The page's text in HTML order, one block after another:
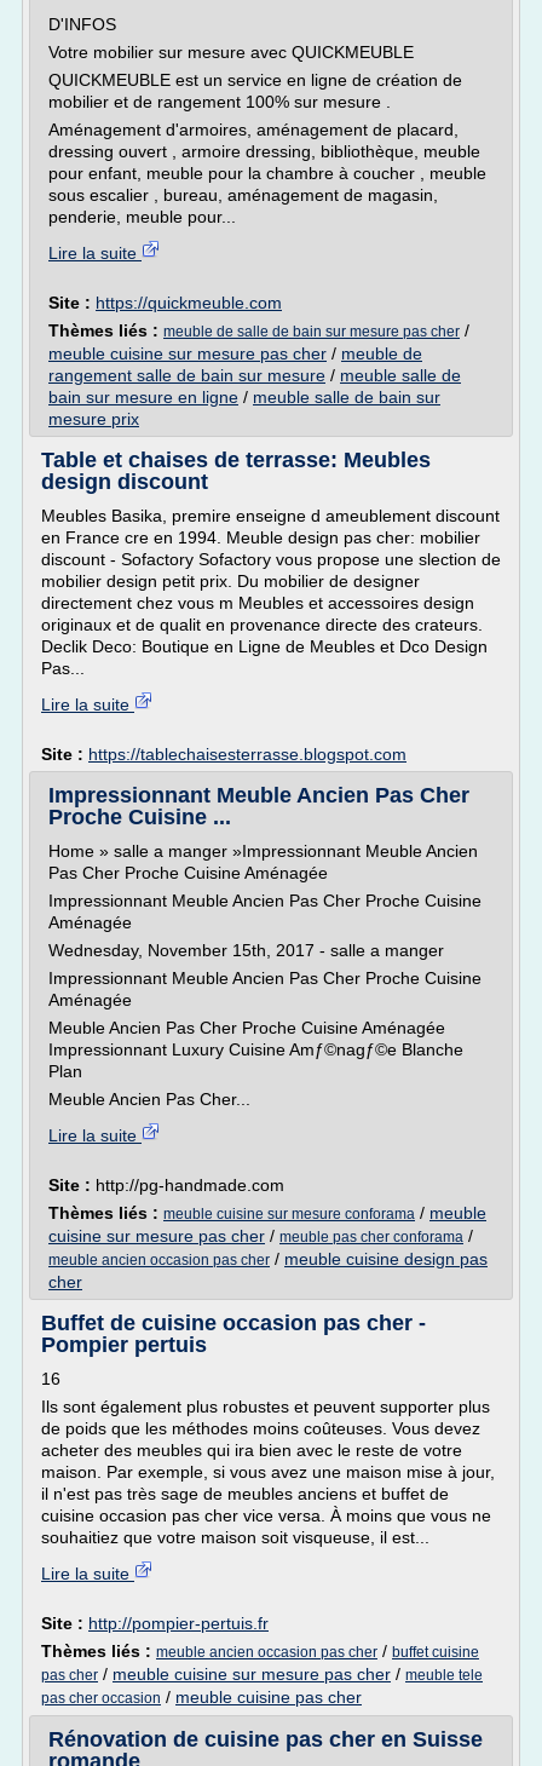
D'INFOS
Votre mobilier sur mesure avec QUICKMEUBLE
QUICKMEUBLE est un service en ligne de création de
mobilier et de rangement 100% sur mesure .
Aménagement d'armoires, aménagement de placard,
dressing ouvert , armoire dressing, bibliothèque, meuble
pour enfant, meuble pour la chambre à coucher , meuble
sous escalier , bureau, aménagement de magasin,
penderie, meuble pour...
Lire la suite
Site : https://quickmeuble.com
Thèmes liés : meuble de salle de bain sur mesure pas cher /
meuble cuisine sur mesure pas cher / meuble de
rangement salle de bain sur mesure / meuble salle de
bain sur mesure en ligne / meuble salle de bain sur
mesure prix
Table et chaises de terrasse: Meubles
design discount
Meubles Basika, premire enseigne d ameublement discount
en France cre en 1994. Meuble design pas cher: mobilier
discount - Sofactory Sofactory vous propose une slection de
mobilier design petit prix. Du mobilier de designer
directement chez vous m Meubles et accessoires design
originaux et de qualit en provenance directe des crateurs.
Declik Deco: Boutique en Ligne de Meubles et Dco Design
Pas...
Lire la suite
Site : https://tablechaisesterrasse.blogspot.com
Impressionnant Meuble Ancien Pas Cher
Proche Cuisine ...
Home » salle a manger »Impressionnant Meuble Ancien
Pas Cher Proche Cuisine Aménagée
Impressionnant Meuble Ancien Pas Cher Proche Cuisine
Aménagée
Wednesday, November 15th, 2017 - salle a manger
Impressionnant Meuble Ancien Pas Cher Proche Cuisine
Aménagée
Meuble Ancien Pas Cher Proche Cuisine Aménagée
Impressionnant Luxury Cuisine Amƒ©nagƒ©e Blanche
Plan
Meuble Ancien Pas Cher...
Lire la suite
Site : http://pg-handmade.com
Thèmes liés : meuble cuisine sur mesure conforama / meuble
cuisine sur mesure pas cher / meuble pas cher conforama /
meuble ancien occasion pas cher / meuble cuisine design pas
cher
Buffet de cuisine occasion pas cher -
Pompier pertuis
16
Ils sont également plus robustes et peuvent supporter plus
de poids que les méthodes moins coûteuses. Vous devez
acheter des meubles qui ira bien avec le reste de votre
maison. Par exemple, si vous avez une maison mise à jour,
il n'est pas très sage de meubles anciens et buffet de
cuisine occasion pas cher vice versa. À moins que vous ne
souhaitiez que votre maison soit visqueuse, il est...
Lire la suite
Site : http://pompier-pertuis.fr
Thèmes liés : meuble ancien occasion pas cher / buffet cuisine
pas cher / meuble cuisine sur mesure pas cher / meuble tele
pas cher occasion / meuble cuisine pas cher
Rénovation de cuisine pas cher en Suisse
romande